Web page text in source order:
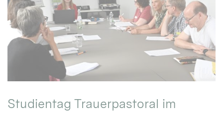
Studientag Trauerpastoral im